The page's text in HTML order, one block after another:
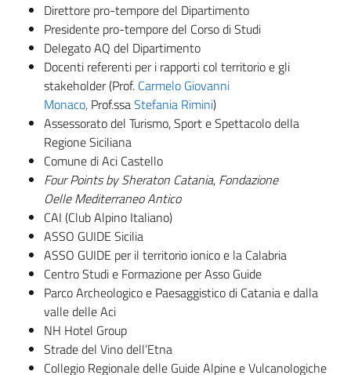
Direttore pro-tempore del Dipartimento
Presidente pro-tempore del Corso di Studi
Delegato AQ del Dipartimento
Docenti referenti per i rapporti col territorio e gli
stakeholder (Prof. Carmelo Giovanni
Monaco, Prof.ssaStefania Rimini)
Assessorato del Turismo, Sport e Spettacolo della
Regione Siciliana
Comune di Aci Castello
Four Points by Sheraton Catania, Fondazione
Oelle Mediterraneo Antico
CAI (Club Alpino Italiano)
ASSO GUIDE Sicilia
ASSO GUIDE per il territorio ionico e la Calabria
Centro Studi e Formazione per Asso Guide
Parco Archeologico e Paesaggistico di Catania e dalla
valle delle Aci
NH Hotel Group
Strade del Vino dell’Etna
Collegio Regionale delle Guide Alpine e Vulcanologiche